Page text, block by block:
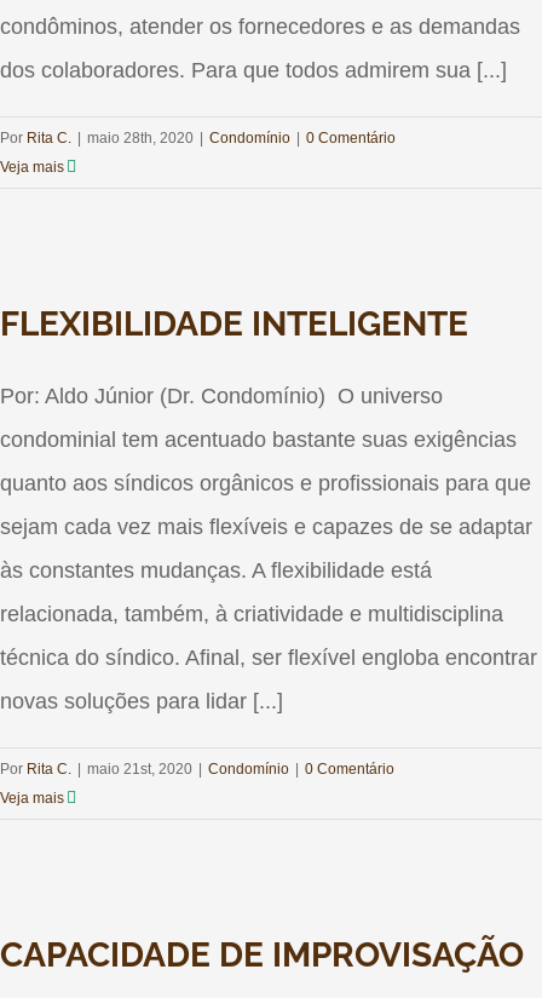
condôminos, atender os fornecedores e as demandas
dos colaboradores. Para que todos admirem sua [...]
Por Rita C. maio 28th, 2020 Condomínio
0 Comentário
Veja mais
FLEXIBILIDADE INTELIGENTE
Por: Aldo Júnior (Dr. Condomínio) O universo
condominial tem acentuado bastante suas exigências
quanto aos síndicos orgânicos e profissionais para que
sejam cada vez mais flexíveis e capazes de se adaptar
às constantes mudanças. A flexibilidade está
relacionada, também, à criatividade e multidisciplina
técnica do síndico. Afinal, ser flexível engloba encontrar
novas soluções para lidar [...]
Por Rita C. maio 21st, 2020 Condomínio
0 Comentário
Veja mais
CAPACIDADE DE IMPROVISAÇÃO